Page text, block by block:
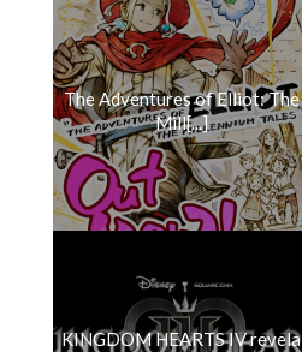
The Adventures of Elliot: The
Mill[...]
KINGDOM HEARTS IV revela